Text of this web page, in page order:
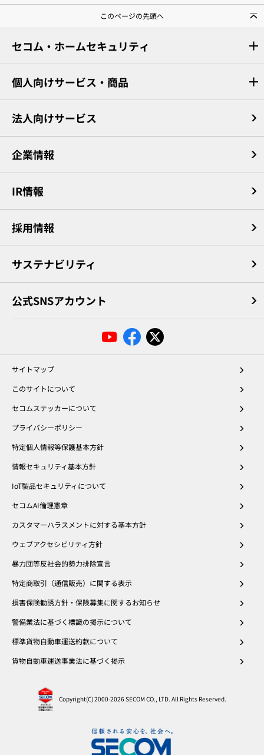
このページの先頭へ
セコム・ホームセキュリティ
個人向けサービス・商品
法人向けサービス
企業情報
IR情報
採用情報
サステナビリティ
公式SNSアカウント
サイトマップ
このサイトについて
セコムステッカーについて
プライバシーポリシー
特定個人情報等保護基本方針
情報セキュリティ基本方針
IoT製品セキュリティについて
セコムAI倫理憲章
カスタマーハラスメントに対する基本方針
ウェブアクセシビリティ方針
暴力団等反社会的勢力排除宣言
特定商取引（通信販売）に関する表示
損害保険勧誘方針・保険募集に関するお知らせ
警備業法に基づく標識の掲示について
標準貨物自動車運送約款について
貨物自動車運送事業法に基づく掲示
Copyright(C) 2000-2026 SECOM CO., LTD. All Rights Reserved.